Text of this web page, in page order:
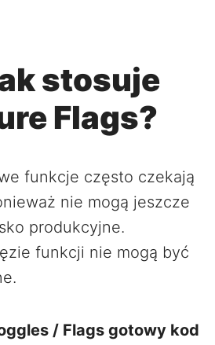
stosuje
Flags?
funkcje często czekają
nie mogą jeszcze
produkcyjne.
funkcji nie mogą być
/ Flags gotowy kod